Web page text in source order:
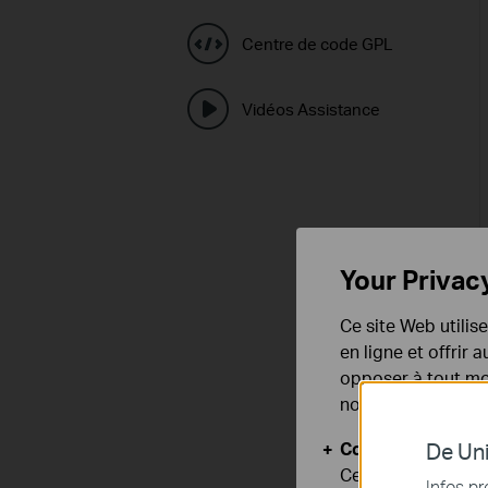
Centre de code GPL
Vidéos Assistance
De
Your
Ce site Web
en ligne et offrir
opposer à tout
notre
Cookies basiques
Ces cookies sont